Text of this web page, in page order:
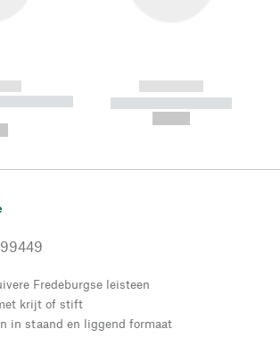
--------
------------
----------- -----------
99449
Fredeburgse leisteen
krijt of stift
in staand en liggend formaat